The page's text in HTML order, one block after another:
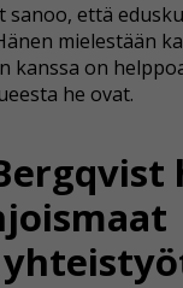
sanoo, että
mielestään
kanssa on
he ovat.